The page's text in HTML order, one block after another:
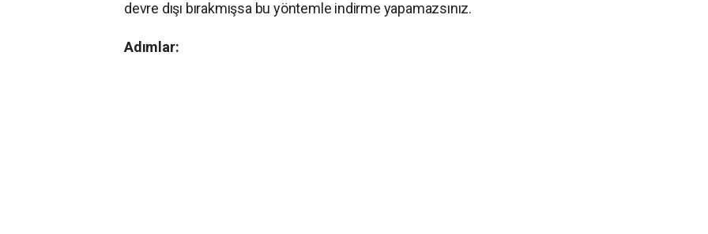
devre dışı bırakmışsa bu yöntemle indirme yapamazsınız.
Adımlar: